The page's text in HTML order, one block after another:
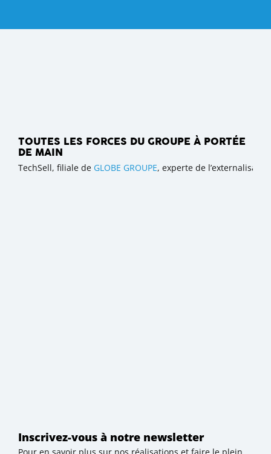
TOUTES LES FORCES DU GROUPE À PORTÉE
DE MAIN
TechSell, filiale de GLOBE GROUPE, experte de
Inscrivez-vous à notre newsletter